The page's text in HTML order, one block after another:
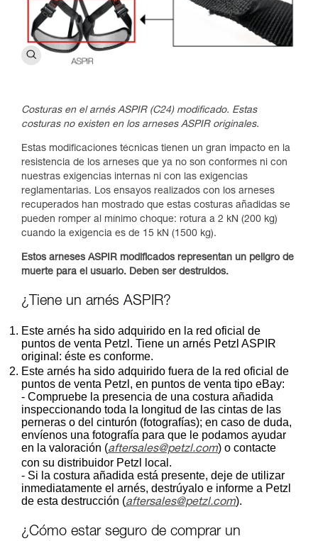
Costuras en el arnés ASPIR (C24) modificado. Estas
costuras no existen en los arneses ASPIR originales.
Estas modificaciones técnicas tienen un gran impacto en la
resistencia de los arneses que ya no son conformes ni con
nuestras exigencias internas ni con las exigencias
reglamentarias. Los ensayos realizados con los arneses
recuperados han mostrado que estas costuras añadidas se
pueden romper al mínimo choque: rotura a 2 kN (200 kg)
cuando la exigencia es de 15 kN (1500 kg).
Estos arneses ASPIR modificados representan un peligro de
muerte para el usuario. Deben ser destruidos.
¿Tiene un arnés ASPIR?
Este arnés ha sido adquirido en la red oficial de
puntos de venta Petzl. Tiene un arnés Petzl ASPIR
original: éste es conforme.
Este arnés ha sido adquirido fuera de la red oficial de
puntos de venta Petzl, en puntos de venta tipo eBay:
- Compruebe la presencia de una costura añadida
inspeccionando toda la longitud de las cintas de las
perneras o del cinturón (fotografías); en caso de duda,
envíenos una fotografía para que le podamos ayudar
en la valoración (aftersales@petzl.com) o contacte
con su distribuidor Petzl local.
- Si la costura añadida está presente, deje de utilizar
inmediatamente el arnés, destrúyalo e informe a Petzl
de esta destrucción (aftersales@petzl.com).
¿Cómo estar seguro de comprar un